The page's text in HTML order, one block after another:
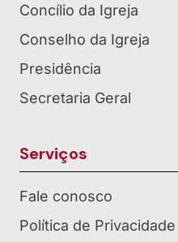
Concílio da Igreja
Conselho da Igreja
Presidência
Secretaria Geral
Serviços
Fale conosco
Política de Privacidade